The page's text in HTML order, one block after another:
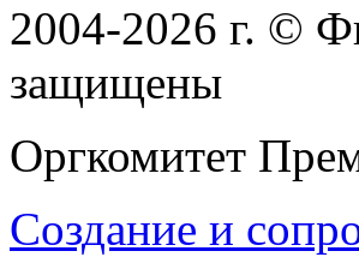
2004-2026 г. ©
защищены
Оргкомитет
Создание и